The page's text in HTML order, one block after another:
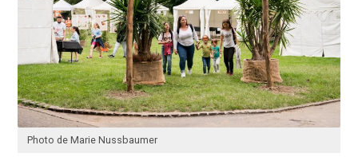
Photo de Marie Nussbaumer